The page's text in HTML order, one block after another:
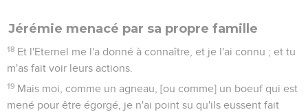
Jérémie menacé par sa propre famille
18 Et l'Eternel me l'a donné à connaître, et je l'ai connu ; et tu
m'as fait voir leurs actions.
19 Mais moi, comme un agneau, [ou comme] un boeuf qui est
mené pour être égorgé, je n'ai point su qu'ils eussent fait